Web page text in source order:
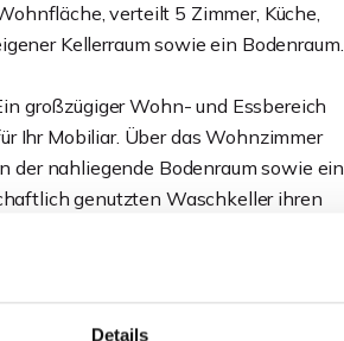
Details
verteilt 5 Zimmer, Küche,
Kellerraum sowie ein Bodenraum.
großzügiger Wohn- und Essbereich
Ihr Mobiliar. Über das Wohnzimmer
der nahliegende Bodenraum sowie ein
genutzten Waschkeller ihren
auch als reine Kapitalanlage an, die
und kann kurzfristig